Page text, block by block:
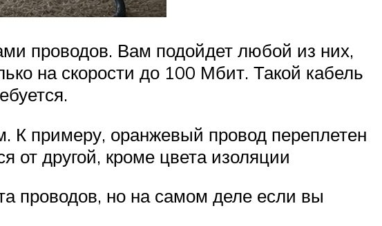
проводов. Вам подойдет любой из них,
на скорости до 100 Мбит. Такой кабель
К примеру, оранжевый провод переплетен
от другой, кроме цвета изоляции
проводов, но на самом деле если вы